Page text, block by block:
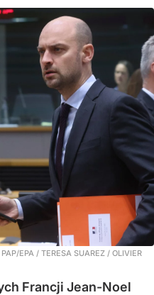
PAP/EPA / TERESA SUAREZ / OLIVIER
Francji Jean-Noel